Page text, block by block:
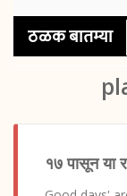
ठळक बातम्या
१७ पासून या